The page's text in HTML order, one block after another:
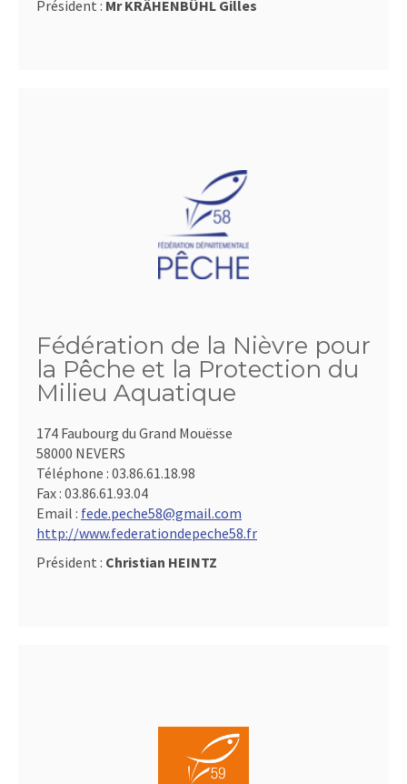
Président : Mr KRÄHENBÜHL Gilles
Fédération de la Nièvre pour
la Pêche et la Protection du
Milieu Aquatique
174 Faubourg du Grand Mouësse
58000 NEVERS
Téléphone : 03.86.61.18.98
Fax : 03.86.61.93.04
Email : fede.peche58@gmail.com
http://www.federationdepeche58.fr
Président : Christian HEINTZ